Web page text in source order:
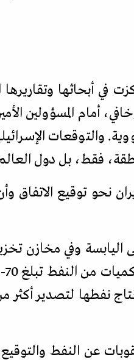
في أبحاثها
أمام المسؤولين
والتوقعات
فقط، بل دول
نحو توقيع الاتفاق
اليابسة وفي مخازن
عن النفط والتوقيع